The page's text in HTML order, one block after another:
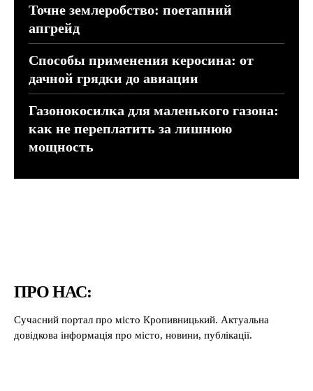
Точне землеробство: поетапний
апгрейд
Способы применения керосина: от
дачной грядки до авиации
Газонокосилка для маленького газона:
как не переплатить за лишнюю
мощность
ПРО НАС:
Сучасний портал про місто Кропивницький. Актуальна
довідкова інформація про місто, новини, публікації.